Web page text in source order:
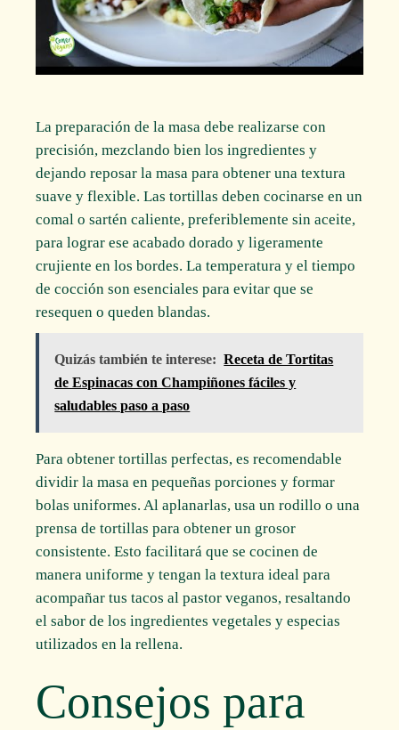
La preparación de la masa debe realizarse con
precisión, mezclando bien los ingredientes y
dejando reposar la masa para obtener una textura
suave y flexible. Las tortillas deben cocinarse en un
comal o sartén caliente, preferiblemente sin aceite,
para lograr ese acabado dorado y ligeramente
crujiente en los bordes. La temperatura y el tiempo
de cocción son esenciales para evitar que se
resequen o queden blandas.
Quizás también te interese: Receta de Tortitas
de Espinacas con Champiñones fáciles y
saludables paso a paso
Para obtener tortillas perfectas, es recomendable
dividir la masa en pequeñas porciones y formar
bolas uniformes. Al aplanarlas, usa un rodillo o una
prensa de tortillas para obtener un grosor
consistente. Esto facilitará que se cocinen de
manera uniforme y tengan la textura ideal para
acompañar tus tacos al pastor veganos, resaltando
el sabor de los ingredientes vegetales y especias
utilizados en la rellena.
Consejos para